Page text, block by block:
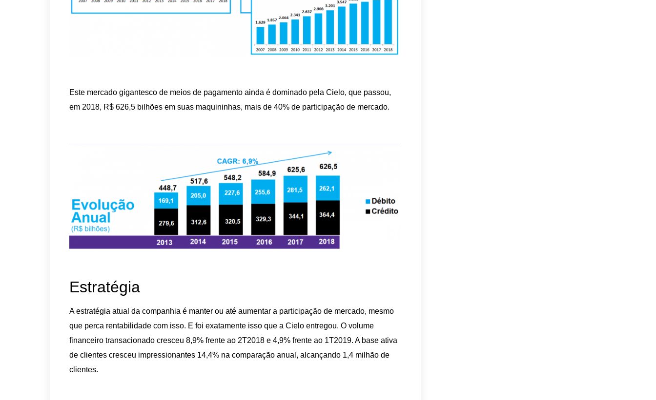
Este mercado gigantesco de meios de pagamento ainda é dominado pela Cielo, que passou,
em 2018, R$ 626,5 bilhões em suas maquininhas, mais de 40% de participação de mercado.
Estratégia
A estratégia atual da companhia é manter ou até aumentar a participação de mercado, mesmo
que perca rentabilidade com isso. E foi exatamente isso que a Cielo entregou. O volume
financeiro transacionado cresceu 8,9% frente ao 2T2018 e 4,9% frente ao 1T2019. A base ativa
de clientes cresceu impressionantes 14,4% na comparação anual, alcançando 1,4 milhão de
clientes.